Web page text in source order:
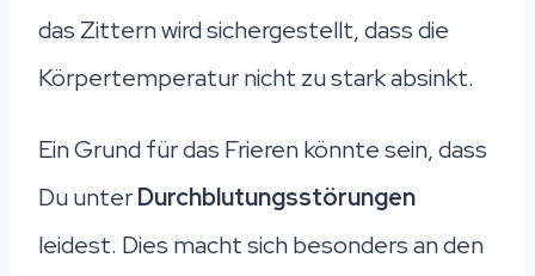
das Zittern wird sichergestellt, dass die
Körpertemperatur nicht zu stark absinkt.
Ein Grund für das Frieren könnte sein, dass
Du unterDurchblutungsstörungen
leidest. Dies macht sich besonders an den